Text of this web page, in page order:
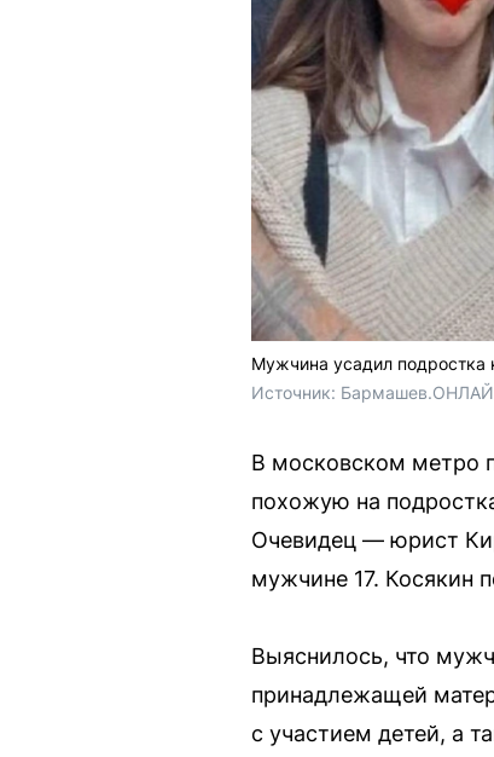
Мужчина усадил подростка
Источник:
В московском метро
похожую на
Очевидец — юрист
мужчине 17. Косякин
Выяснилось, что
принадлежащей
с участием детей, а